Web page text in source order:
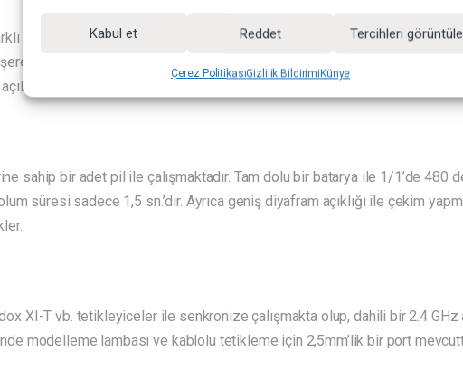
Kabul et Reddet Tercihleri görüntüle
Çerez PolitikasıGizlilik BildirimiKünye
tasarımı ve 76W değerinde geliştirilmiş ışık gücü ile karşımıza
pürüzsüz bir ışık sağlayan ve yuvarlak başlığı ile öne çıkıyor. Godox
konumlanabiliyor. Ayrıca Godox aksesuarlarının kullanımını
sahip bir adet pil ile çalışmaktadır. Tam dolu bir batarya ile 1/1’de 480
süresi sadece 1,5 sn.’dir. Ayrıca geniş diyafram açıklığı ile çekim
XI-T vb. tetikleyiceler ile senkronize çalışmakta olup, dahili bir 2.4 GHz
modelleme lambası ve kablolu tetikleme için 2,5mm’lik bir port